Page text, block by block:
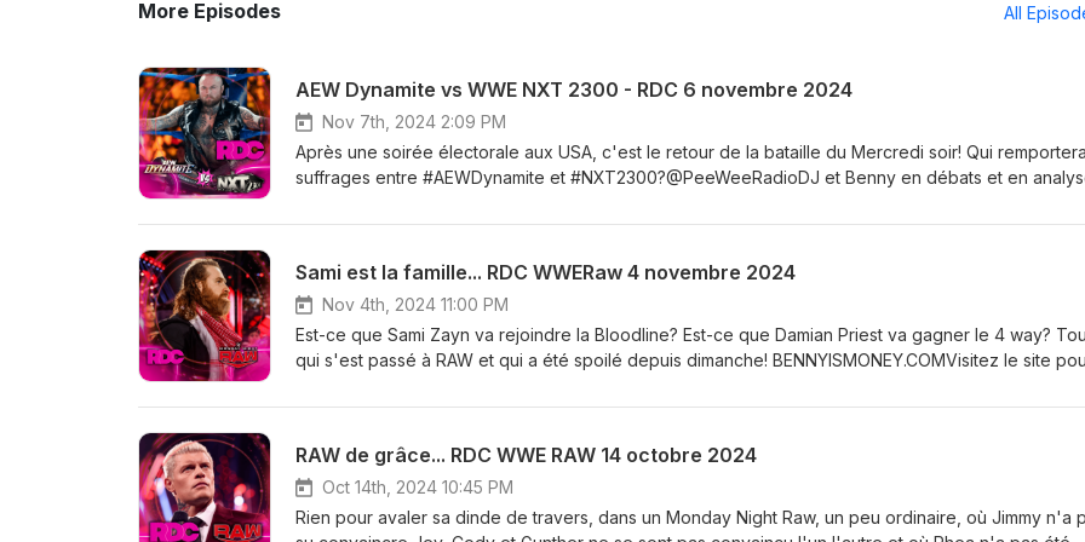
More Episodes All
AEW Dynamite vs WWE NXT 2300 - RDC 6 novembre 2024
Nov 7th, 2024 2:09 PM
Après une soirée électorale aux USA, c'est le retour de la bataille du Mercredi soir! Qui
suffrages entre #AEWDynamite et #NXT2300?@PeeWeeRadioDJ et Benny en débats et en
contenu de la Révision Des Comptes en audio et en vidéo! VIP Money Club!Faites partie du club
jeux, et des concours... Grand merci à vous de soutenir la chaîne!https://ko-fi.com/bennyismoney
CollaborateursCestjustedelalutte.com : https://www.youtube.com/c/CestjustedelaluttePEE WEE :
peeweeradiodj sur toutes les plate-formes! Chez Cody : https://www.youtube.com/c/
MUSIQUE : CREATORMIX.COMIMAGES : ©WWE ©AEW ©ROH
Sami est la famille... RDC WWERaw 4 novembre 2024
Nov 4th, 2024 11:00 PM
Est-ce que Sami Zayn va rejoindre la Bloodline? Est-ce que Damian Priest va gagner le 4 way?
qui s'est passé à RAW et qui a été spoilé depuis dimanche! BENNYISMONEY.COMVisitez le site
partie du club VIP et devenez membre VIP! Un accès à tout le contenu exclusif, des révision
fi.com/bennyismoney CollaborateursCestjustedelalutte.com :
https://www.youtube.com/c/CestjustedelaluttePEE WEE : peeweeradiodj sur toutes les plate-
formes! Chez Cody : https://www.youtube.com/c/LesRebutsDuCatch MUSIQUE :
CREATORMIX.COMIMAGES : ©WWE ©AEW ©ROH
RAW de grâce... RDC WWE RAW 14 octobre 2024
Oct 14th, 2024 10:45 PM
Rien pour avaler sa dinde de travers, dans un Monday Night Raw, un peu ordinaire, où Jimmy n'a